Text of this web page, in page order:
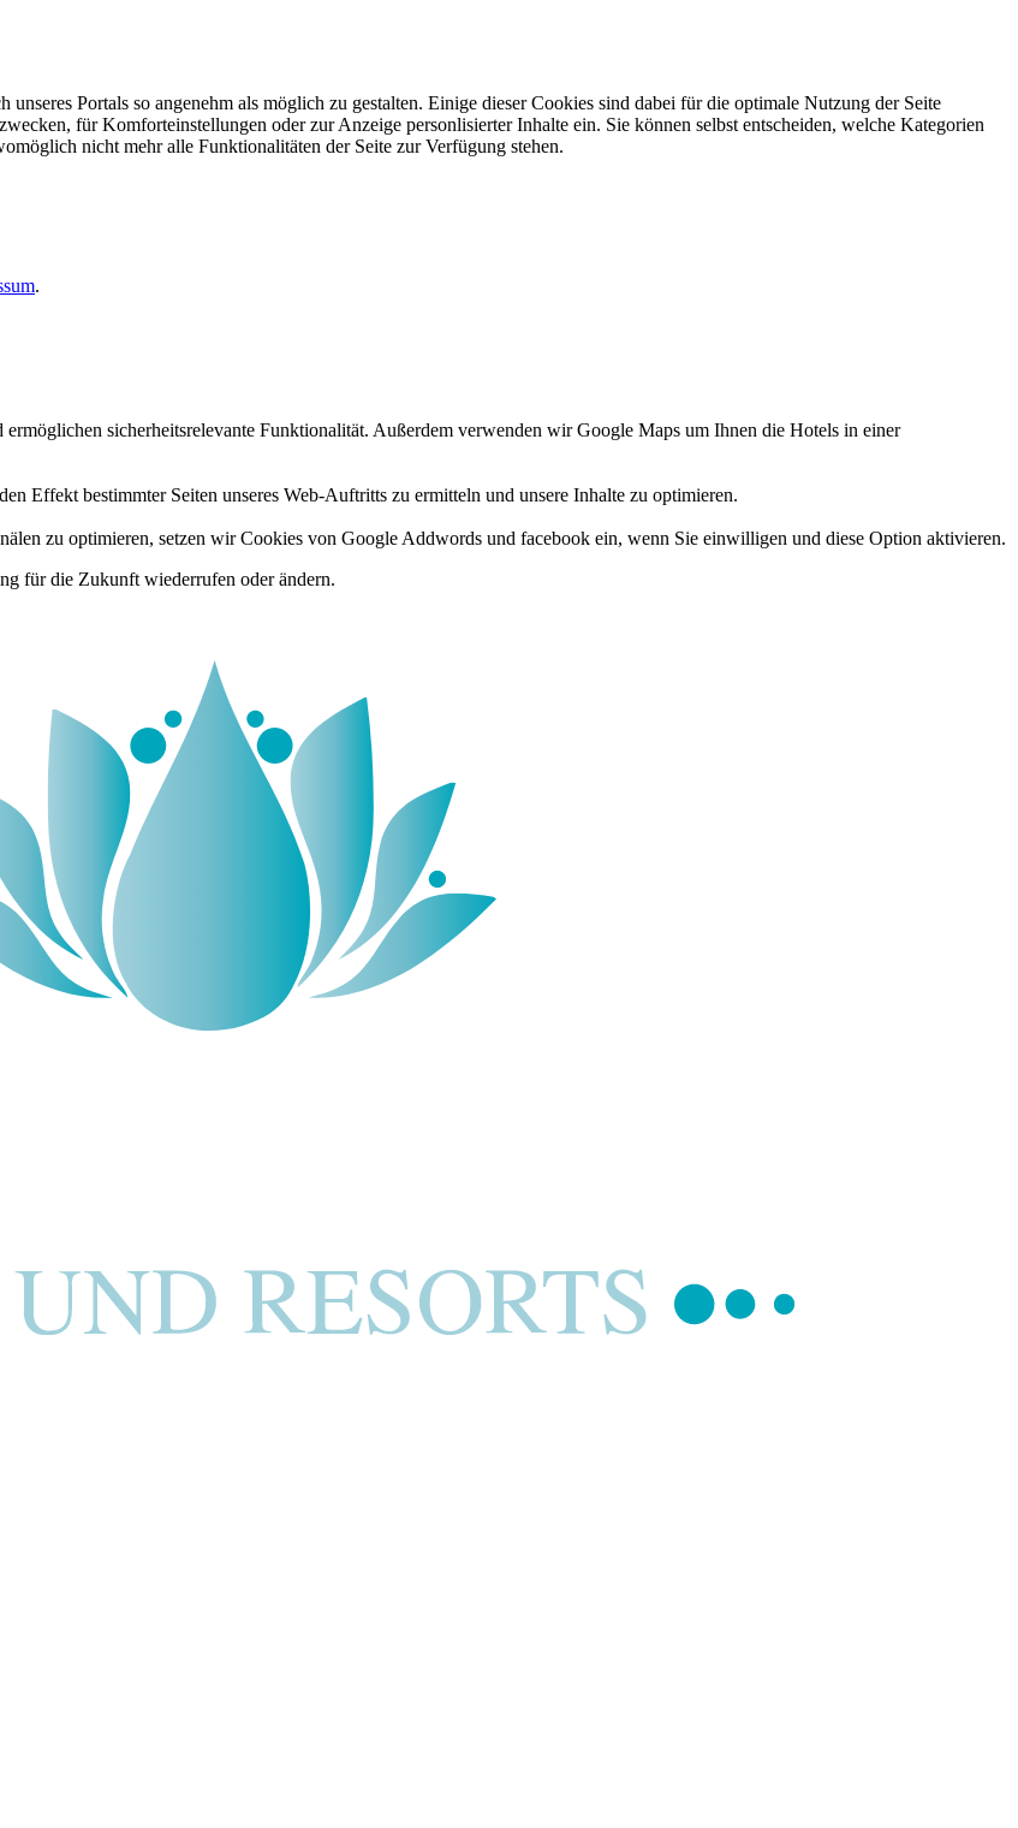
Portals so angenehm als möglich zu gestalten. Einige dieser Cookies sind dabei für die optimale Nutzung der Seite
für Komforteinstellungen oder zur Anzeige personlisierter Inhalte ein. Sie können selbst entscheiden, welche Kategorien
nicht mehr alle Funktionalitäten der Seite zur Verfügung stehen.
.
sicherheitsrelevante Funktionalität. Außerdem verwenden wir Google Maps um Ihnen die Hotels in einer
Effekt bestimmter Seiten unseres Web-Auftritts zu ermitteln und unsere Inhalte zu optimieren.
zu optimieren, setzen wir Cookies von Google Addwords und facebook ein, wenn Sie einwilligen und diese Option aktivieren.
für die Zukunft wiederrufen oder ändern.